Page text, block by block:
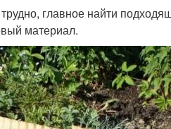
главное найти
материал.